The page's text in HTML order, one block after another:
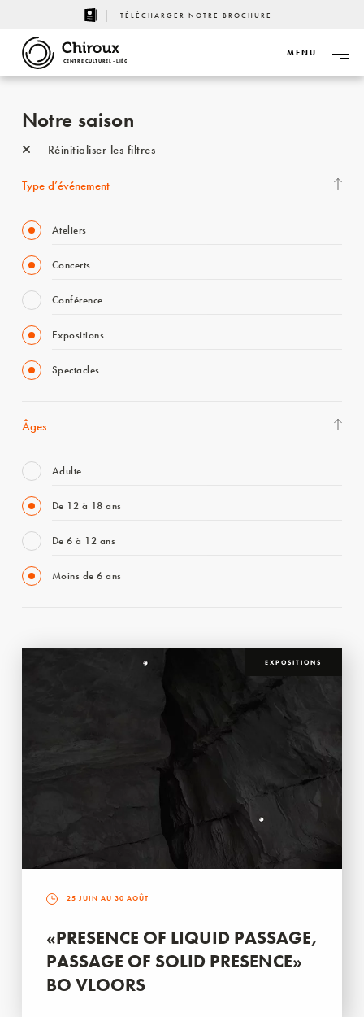
TÉLÉCHARGER NOTRE BROCHURE
CENTRE CULTUREL - LIÈGE
MENU
Notre saison
Réinitialiser les filtres
Type d’événement
Ateliers
Concerts
Conférence
Expositions
Spectacles
Âges
Adulte
De 12 à 18 ans
De 6 à 12 ans
Moins de 6 ans
EXPOSITIONS
25 JUIN AU 30 AOÛT
«PRESENCE OF LIQUID PASSAGE,
PASSAGE OF SOLID PRESENCE»
BO VLOORS